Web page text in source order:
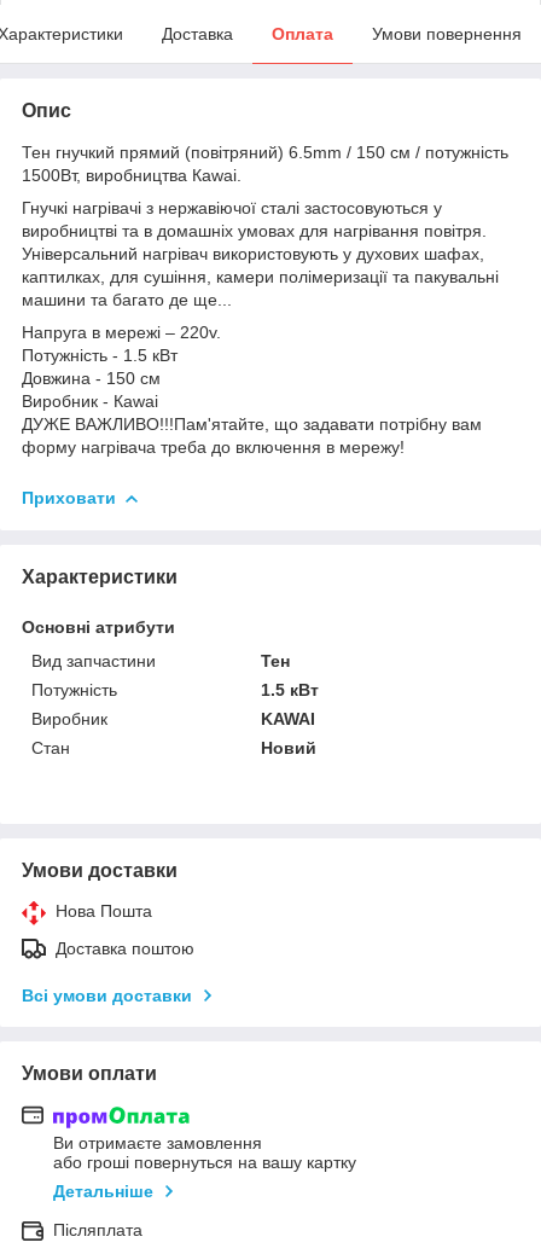
Доставка Оплата Умови повернення
Опис
Тен гнучкий прямий (повітряний) 6.5mm / 150 см / потужність
1500Вт, виробництва Каwai.
Гнучкі нагрівачі з нержавіючої сталі застосовуються у
виробництві та в домашніх умовах для нагрівання повітря.
Універсальний нагрівач використовують у духових шафах,
каптилках, для сушіння, камери полімеризації та пакувальні
машини та багато де ще...
Напруга в мережі – 220v.
Потужність - 1.5 кВт
Довжина - 150 см
Виробник - Каwai
ДУЖЕ ВАЖЛИВО!!!Пам'ятайте, що задавати потрібну вам
форму нагрівача треба до включення в мережу!
Приховати
Характеристики
Основні атрибути
Вид запчастини
Тен
Потужність
1.5 кВт
Виробник
KAWAI
Стан
Новий
Умови доставки
Нова Пошта
Доставка поштою
Всі умови доставки
Умови оплати
Ви отримаєте замовлення
або гроші повернуться на вашу картку
Детальніше
Післяплата